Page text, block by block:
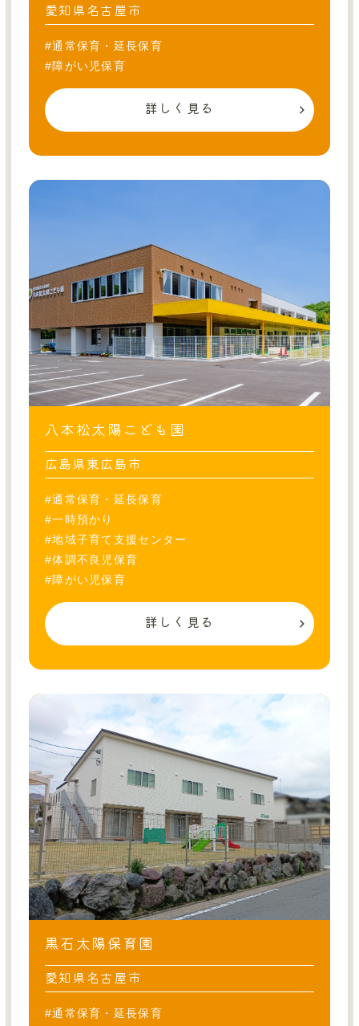
愛知県名古屋市
#通常保育・延長保育
#障がい児保育
詳しく見る
八本松太陽こども園
広島県東広島市
#通常保育・延長保育
#一時預かり
#地域子育て支援センター
#体調不良児保育
#障がい児保育
詳しく見る
黒石太陽保育園
愛知県名古屋市
#通常保育・延長保育